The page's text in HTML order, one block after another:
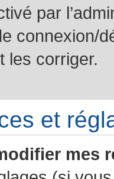
par
connexion/
les corriger.
et
mes